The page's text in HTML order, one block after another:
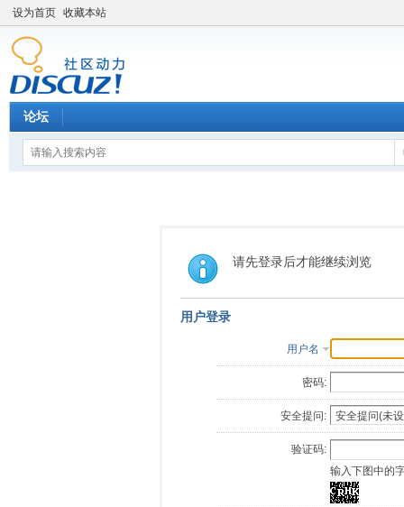
设为首页 收藏本站
论坛
请先登录后才能继续浏览
用户登录
用户名
密码:
安全提问:
验证码:
输入下图中的